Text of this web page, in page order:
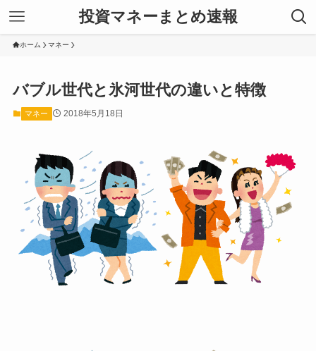
投資マネーまとめ速報
ホーム マネー
バブル世代と氷河世代の違いと特徴
マネー 2018年5月18日